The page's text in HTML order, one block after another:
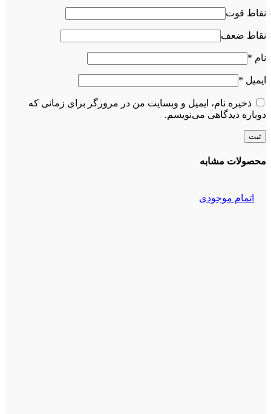
نقاط قوت
نقاط ضعف
نام *
ایمیل *
ذخیره نام، ایمیل و وبسایت من در مرورگر برای زمانی که
دوباره دیدگاهی می‌نویسم.
محصولات مشابه
اتمام موجودی